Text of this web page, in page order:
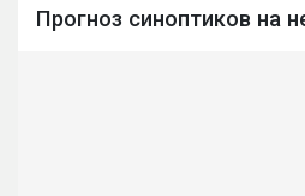
Прогноз синоптиков на